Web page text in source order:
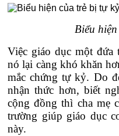
Biểu
Việc giáo dục một đứa
nó lại càng khó khăn
mắc chứng tự kỷ. Do
nhận thức hơn, biết
cộng đồng thì cha mẹ
trường giúp giáo dục
này.